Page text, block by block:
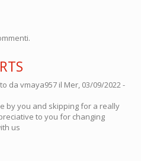
da vmaya957 il Mer, 03/09/2022 -
by you and skipping for a really
to you for changing
us